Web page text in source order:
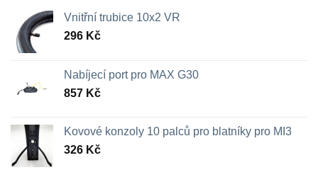
Vnitřní trubice 10x2 VR
296 Kč
Nabíjecí port pro MAX G30
857 Kč
Kovové konzoly 10 palců pro blatníky pro MI3
326 Kč